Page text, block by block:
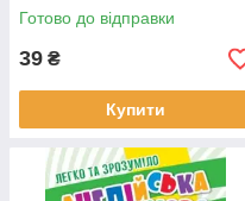
Готово до відправки
39 ₴
Купити